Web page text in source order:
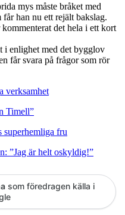
mys måste bråket med
han nu ett rejält bakslag.
det hela i ett kort
i enlighet med det bygglov
får svara på frågor som rör
verksamhet
Timell”
superhemliga fru
”Jag är helt oskyldig!”
som föredragen källa i